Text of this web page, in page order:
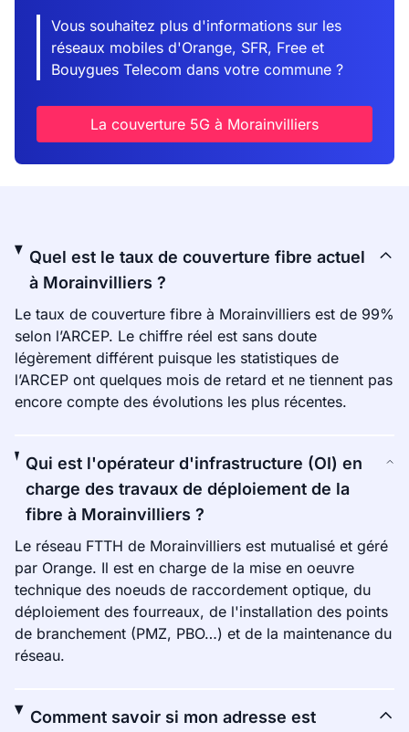
Vous souhaitez plus d'informations sur les
réseaux mobiles d'Orange, SFR, Free et
Bouygues Telecom dans votre commune ?
La couverture 5G à Morainvilliers
Quel est le taux de couverture fibre actuel
à Morainvilliers ?
Le taux de couverture fibre à Morainvilliers est de 99%
selon l’ARCEP. Le chiffre réel est sans doute
légèrement différent puisque les statistiques de
l’ARCEP ont quelques mois de retard et ne tiennent pas
encore compte des évolutions les plus récentes.
Qui est l'opérateur d'infrastructure (OI) en
charge des travaux de déploiement de la
fibre à Morainvilliers ?
Le réseau FTTH de Morainvilliers est mutualisé et géré
par Orange. Il est en charge de la mise en oeuvre
technique des noeuds de raccordement optique, du
déploiement des fourreaux, de l'installation des points
de branchement (PMZ, PBO…) et de la maintenance du
réseau.
Comment savoir si mon adresse est